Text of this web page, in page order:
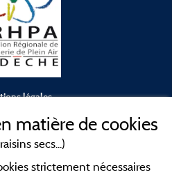
légales
d'utilisation
matière de cookies
secs...)
strictement nécessaires